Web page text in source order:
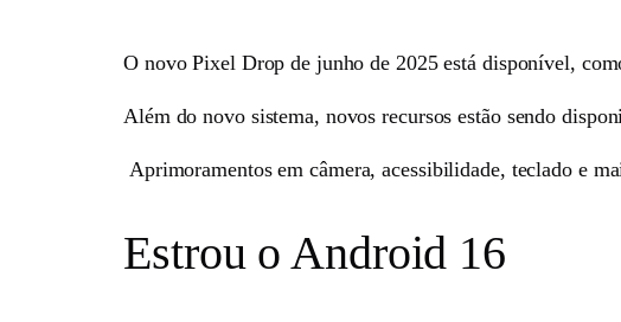
O novo Pixel Drop de junho de 2025 está disponível,
Além do novo sistema, novos recursos estão sendo
Aprimoramentos em câmera, acessibilidade, teclado e
Estrou o Android 16